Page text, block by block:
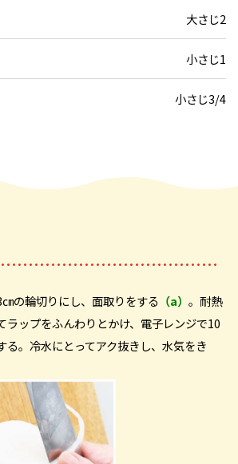
大さじ2
小さじ1
小さじ3/4
の輪切りにし、面取りをする （a） 。耐熱
ラップをふんわりとかけ、電子レンジで10
る。冷水にとってアク抜きし、水気をき